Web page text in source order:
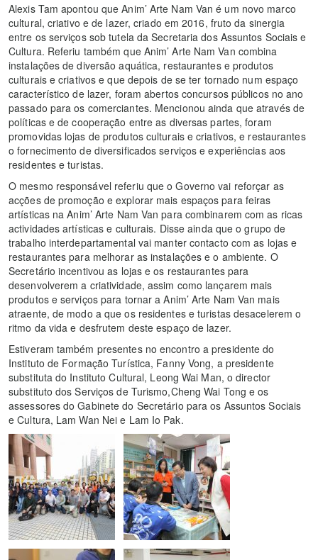
Alexis Tam apontou que Anim’ Arte Nam Van é um novo marco
cultural, criativo e de lazer, criado em 2016, fruto da sinergia
entre os serviços sob tutela da Secretaria dos Assuntos Sociais e
Cultura. Referiu também que Anim’ Arte Nam Van combina
instalações de diversão aquática, restaurantes e produtos
culturais e criativos e que depois de se ter tornado num espaço
característico de lazer, foram abertos concursos públicos no ano
passado para os comerciantes. Mencionou ainda que através de
políticas e de cooperação entre as diversas partes, foram
promovidas lojas de produtos culturais e criativos, e restaurantes
o fornecimento de diversificados serviços e experiências aos
residentes e turistas.
O mesmo responsável referiu que o Governo vai reforçar as
acções de promoção e explorar mais espaços para feiras
artísticas na Anim’ Arte Nam Van para combinarem com as ricas
actividades artísticas e culturais. Disse ainda que o grupo de
trabalho interdepartamental vai manter contacto com as lojas e
restaurantes para melhorar as instalações e o ambiente. O
Secretário incentivou as lojas e os restaurantes para
desenvolverem a criatividade, assim como lançarem mais
produtos e serviços para tornar a Anim’ Arte Nam Van mais
atraente, de modo a que os residentes e turistas desacelerem o
ritmo da vida e desfrutem deste espaço de lazer.
Estiveram também presentes no encontro a presidente do
Instituto de Formação Turística, Fanny Vong, a presidente
substituta do Instituto Cultural, Leong Wai Man, o director
substituto dos Serviços de Turismo,Cheng Wai Tong e os
assessores do Gabinete do Secretário para os Assuntos Sociais
e Cultura, Lam Wan Nei e Lam Io Pak.